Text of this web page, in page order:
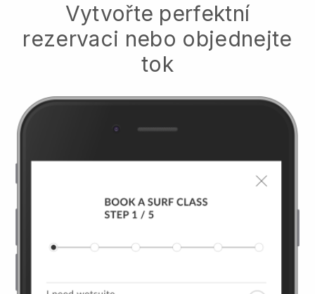
Vytvořte perfektní
rezervaci nebo objednejte
tok